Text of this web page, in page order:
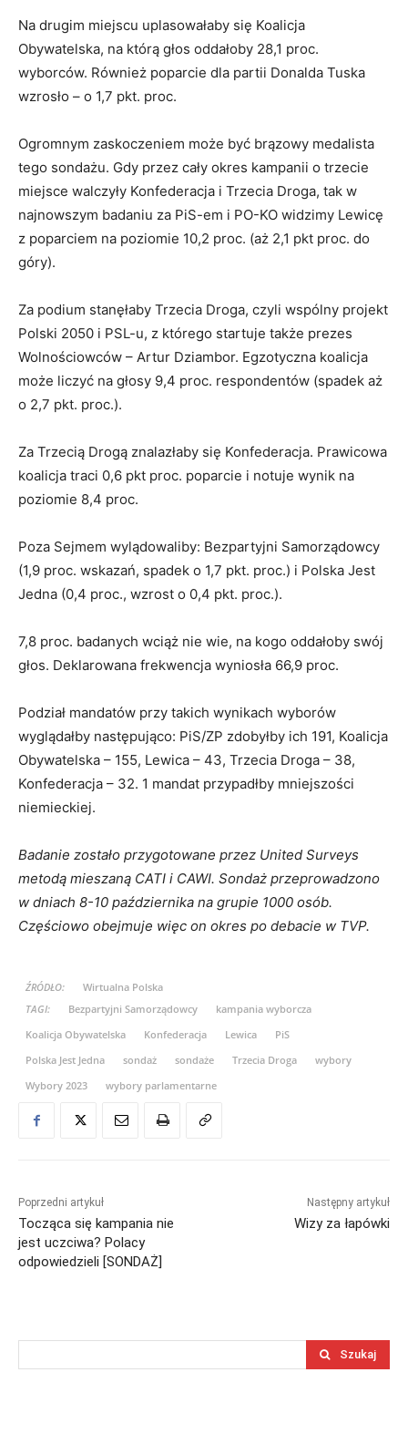
Na drugim miejscu uplasowałaby się Koalicja
Obywatelska, na którą głos oddałoby 28,1 proc.
wyborców. Również poparcie dla partii Donalda Tuska
wzrosło – o 1,7 pkt. proc.
Ogromnym zaskoczeniem może być brązowy medalista
tego sondażu. Gdy przez cały okres kampanii o trzecie
miejsce walczyły Konfederacja i Trzecia Droga, tak w
najnowszym badaniu za PiS-em i PO-KO widzimy Lewicę
z poparciem na poziomie 10,2 proc. (aż 2,1 pkt proc. do
góry).
Za podium stanęłaby Trzecia Droga, czyli wspólny projekt
Polski 2050 i PSL-u, z którego startuje także prezes
Wolnościowców – Artur Dziambor. Egzotyczna koalicja
może liczyć na głosy 9,4 proc. respondentów (spadek aż
o 2,7 pkt. proc.).
Za Trzecią Drogą znalazłaby się Konfederacja. Prawicowa
koalicja traci 0,6 pkt proc. poparcie i notuje wynik na
poziomie 8,4 proc.
Poza Sejmem wylądowaliby: Bezpartyjni Samorządowcy
(1,9 proc. wskazań, spadek o 1,7 pkt. proc.) i Polska Jest
Jedna (0,4 proc., wzrost o 0,4 pkt. proc.).
7,8 proc. badanych wciąż nie wie, na kogo oddałoby swój
głos. Deklarowana frekwencja wyniosła 66,9 proc.
Podział mandatów przy takich wynikach wyborów
wyglądałby następująco: PiS/ZP zdobyłby ich 191, Koalicja
Obywatelska – 155, Lewica – 43, Trzecia Droga – 38,
Konfederacja – 32. 1 mandat przypadłby mniejszości
niemieckiej.
Badanie zostało przygotowane przez United Surveys
metodą mieszaną CATI i CAWI. Sondaż przeprowadzono
w dniach 8-10 października na grupie 1000 osób.
Częściowo obejmuje więc on okres po debacie w TVP.
ŹRÓDŁO:
Wirtualna Polska
TAGI:
Bezpartyjni Samorządowcy
kampania wyborcza
Koalicja Obywatelska
Konfederacja Lewica
PiS
Polska Jest Jedna
sondaż sondaże Trzecia Droga
wybory
Wybory 2023
wybory parlamentarne
Poprzedni artykuł
Tocząca się kampania nie
jest uczciwa? Polacy
odpowiedzieli [SONDAŻ]
Następny artykuł
Wizy za łapówki
Szukaj